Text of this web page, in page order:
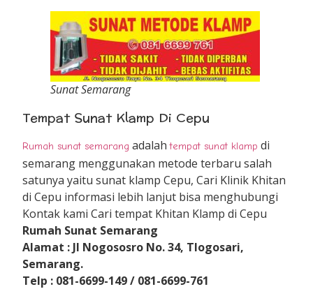
Sunat Semarang
Tempat Sunat Klamp Di Cepu
Rumah sunat semarang adalahtempat sunat klamp di
semarang menggunakan metode terbaru salah
satunya yaitu sunat klamp Cepu, Cari Klinik Khitan
di Cepu informasi lebih lanjut bisa menghubungi
Kontak kami Cari tempat Khitan Klamp di Cepu
Rumah Sunat Semarang
Alamat : Jl Nogososro No. 34, Tlogosari,
Semarang.
Telp : 081-6699-149 / 081-6699-761